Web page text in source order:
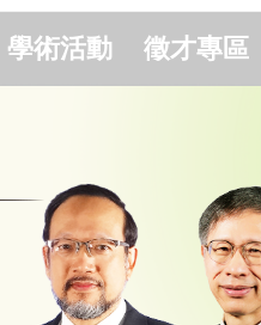
學術活動 徵才專區